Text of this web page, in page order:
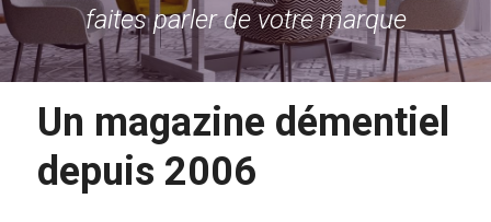
faites parler de votre marque
Un magazine démentiel
depuis 2006